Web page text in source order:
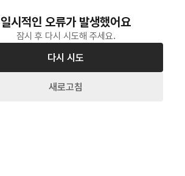
일시적인 오류가 발생했어요
잠시 후 다시 시도해 주세요.
다시 시도
새로고침